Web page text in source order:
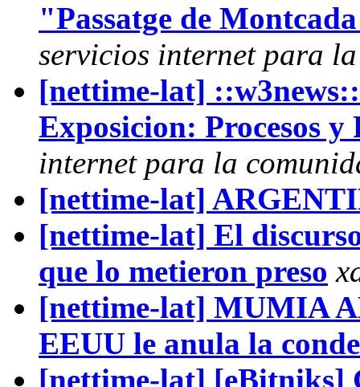
"Passatge de
servicios internet para
[nettime-lat]
Exposicion: Procesos y
internet para la
[nettime-lat]
[nettime-lat] El
que lo metieron preso
[nettime-lat] MUMIA
EEUU le anula la
[nettime-lat]